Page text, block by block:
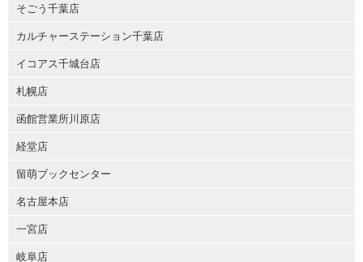
そごう千葉店
カルチャーステーション千葉店
イコアス千城台店
札幌店
函館営業所川原店
経堂店
留萌ブックセンター
名古屋本店
一宮店
岐阜店